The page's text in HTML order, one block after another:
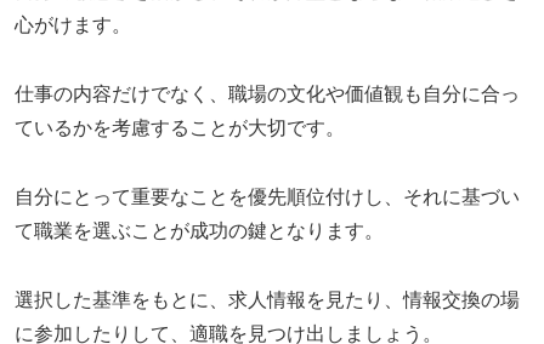
心がけます。
仕事の内容だけでなく、職場の文化や価値観も自分に合っ
ているかを考慮することが大切です。
自分にとって重要なことを優先順位付けし、それに基づい
て職業を選ぶことが成功の鍵となります。
選択した基準をもとに、求人情報を見たり、情報交換の場
に参加したりして、適職を見つけ出しましょう。